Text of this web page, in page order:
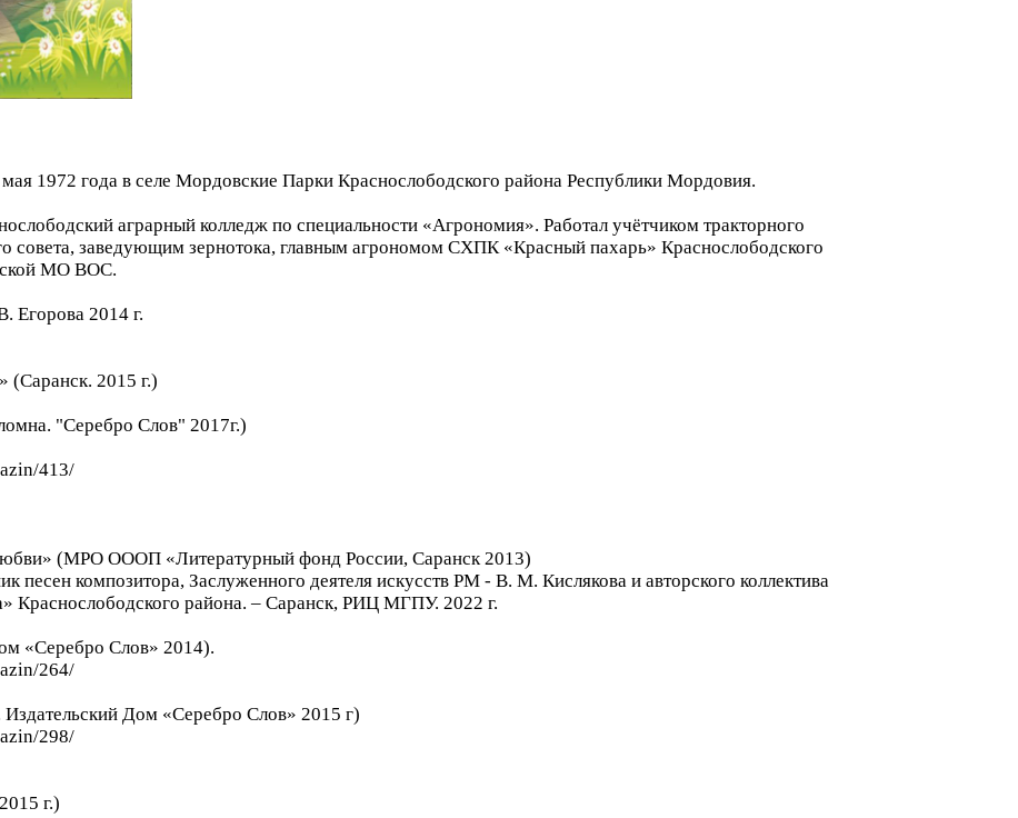
1972 года в селе Мордовские Парки Краснослободского района Республики Мордовия.
аграрный колледж по специальности «Агрономия». Работал учётчиком тракторного
совета, заведующим зернотока, главным агрономом СХПК «Красный пахарь» Краснослободского
МО ВОС.
Егорова 2014 г.
(Саранск. 2015 г.)
"Серебро Слов" 2017г.)
413/
(МРО ОООП «Литературный фонд России, Саранск 2013)
песен композитора, Заслуженного деятеля искусств РМ - В. М. Кислякова и авторского коллектива
Краснослободского района. – Саранск, РИЦ МГПУ. 2022 г.
«Серебро Слов» 2014).
264/
Дом «Серебро Слов» 2015 г)
298/
г.)